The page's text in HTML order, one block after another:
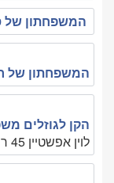
המשפחתון של
המשפחתון של
הקן לגוזלים
לוין אפשטיין 45 רחובות , 0507578105